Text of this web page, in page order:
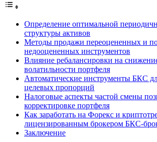
Определение оптимальной
структуры активов
Методы продажи переоцененных и
недооцененных инструментов
Влияние ребалансировки на
волатильности портфеля
Автоматические инструменты БКС
целевых пропорций
Налоговые аспекты частой смены
корректировке портфеля
Как заработать на Форекс и
лицензированным брокером БКС-
Заключение